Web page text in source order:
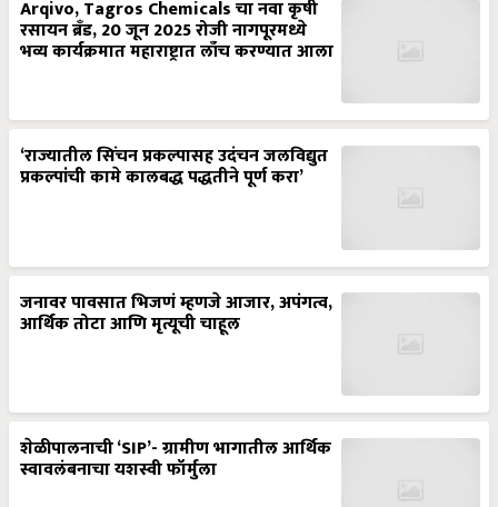
Arqivo, Tagros Chemicals चा नवा कृषी
रसायन ब्रँड, 20 जून 2025 रोजी नागपूरमध्ये
भव्य कार्यक्रमात महाराष्ट्रात लाँच करण्यात आला
‘राज्यातील सिंचन प्रकल्पासह उदंचन जलविद्युत
प्रकल्पांची कामे कालबद्ध पद्धतीने पूर्ण करा’
जनावर पावसात भिजणं म्हणजे आजार, अपंगत्व,
आर्थिक तोटा आणि मृत्यूची चाहूल
शेळीपालनाची ‘SIP’- ग्रामीण भागातील आर्थिक
स्वावलंबनाचा यशस्वी फॉर्मुला